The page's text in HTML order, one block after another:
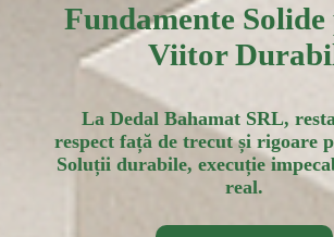
Fundamente
Viitor
La Dedal Bahamat SRL,
respect față de trecut și rigoare
Soluții durabile, execuție
real.